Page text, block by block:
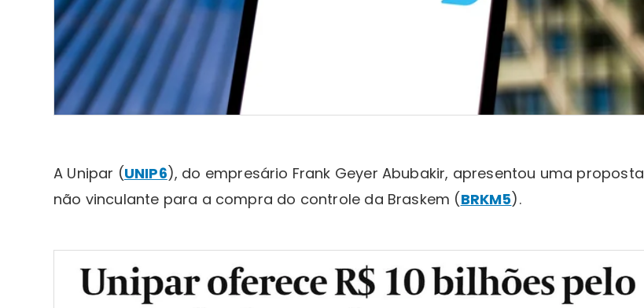
A Unipar (UNIP6), do empresário Frank Geyer Abubakir, apresentou uma proposta
não vinculante para a compra do controle da Braskem (BRKM5).